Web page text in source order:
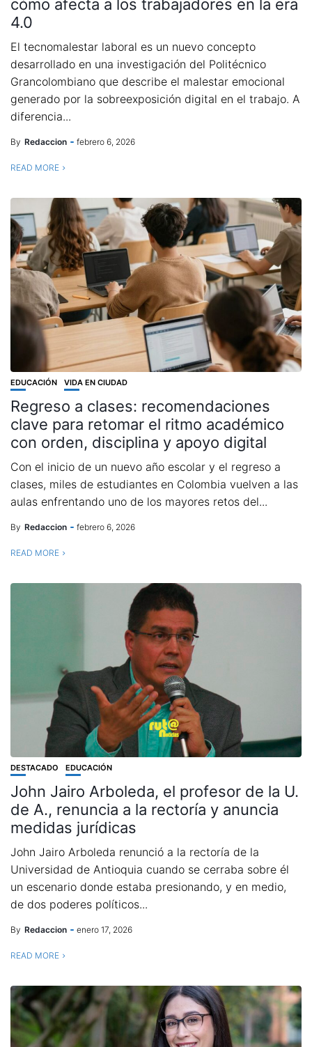
cómo afecta a los trabajadores en la era
4.0
El tecnomalestar laboral es un nuevo concepto
desarrollado en una investigación del Politécnico
Grancolombiano que describe el malestar emocional
generado por la sobreexposición digital en el trabajo. A
diferencia...
By Redaccion febrero 6, 2026
READ MORE
EDUCACIÓN VIDA EN CIUDAD
Regreso a clases: recomendaciones
clave para retomar el ritmo académico
con orden, disciplina y apoyo digital
Con el inicio de un nuevo año escolar y el regreso a
clases, miles de estudiantes en Colombia vuelven a las
aulas enfrentando uno de los mayores retos del...
By Redaccion febrero 6, 2026
READ MORE
DESTACADO EDUCACIÓN
John Jairo Arboleda, el profesor de la U.
de A., renuncia a la rectoría y anuncia
medidas jurídicas
John Jairo Arboleda renunció a la rectoría de la
Universidad de Antioquia cuando se cerraba sobre él
un escenario donde estaba presionando, y en medio,
de dos poderes políticos...
By Redaccion enero 17, 2026
READ MORE